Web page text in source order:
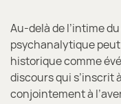
Au-delà de l’intime
psychanalytique peut
historique comme
discours qui s’inscrit
conjointement à